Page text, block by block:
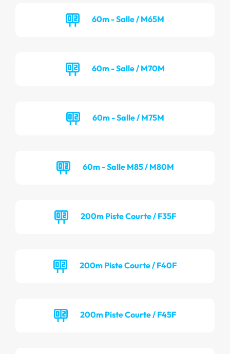
60m - Salle / M65M
60m - Salle / M70M
60m - Salle / M75M
60m - Salle M85 / M80M
200m Piste Courte / F35F
200m Piste Courte / F40F
200m Piste Courte / F45F